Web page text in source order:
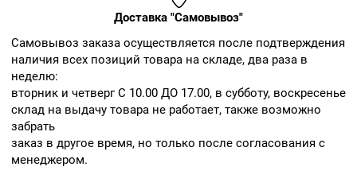
Доставка "Самовывоз"
Cамовывоз заказа осуществляется после подтверждения
наличия всех позиций товара на складе, два раза в
неделю:
вторник и четверг С 10.00 ДО 17.00, в субботу, воскресенье
склад на выдачу товара не работает, также возможно
забрать
заказ в другое время, но только после согласования с
менеджером.